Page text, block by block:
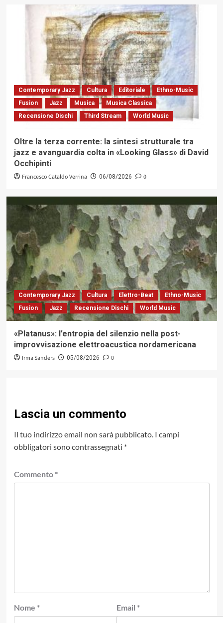
Contemporary Jazz Cultura Editoriale
Ethno-Music
Fusion
Jazz Musica
Musica Classica
Recensione Dischi
Third Stream World Music
Oltre la terza corrente: la sintesi strutturale tra
jazz e avanguardia colta in «Looking Glass» di David
Occhipinti
Francesco Cataldo Verrina 06/08/2026 0
Contemporary Jazz Cultura Elettro-Beat
Ethno-Music
Fusion
Jazz Recensione Dischi World Music
«Platanus»: l’entropia del silenzio nella post-
improvvisazione elettroacustica nordamericana
Irma Sanders 05/08/2026 0
Lascia un commento
Il tuo indirizzo email non sarà pubblicato. I campi
obbligatori sono contrassegnati *
Commento *
Nome * Email *